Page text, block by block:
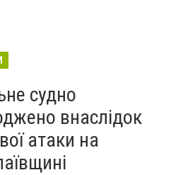
судно
внаслідок
атаки на